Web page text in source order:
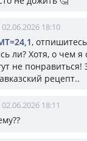
02.06.2026 18:10
,
ли? Хотя, о чем
не понравиться!
рецепт..
02.06.2026 18:11